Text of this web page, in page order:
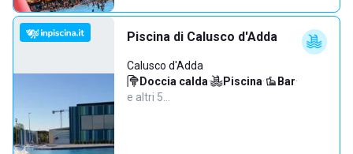
Piscina di Calusco d'Adda
Calusco d'Adda
Doccia calda· Piscina· Bar·
e altri 5…